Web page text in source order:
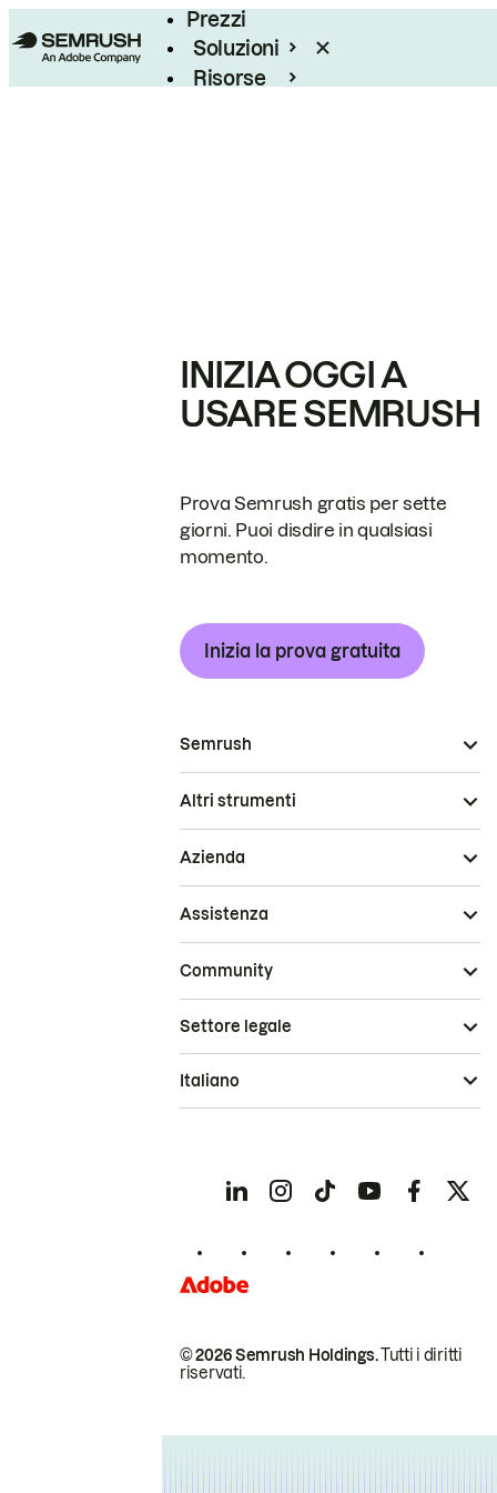
Prezzi
Soluzioni
Risorse
INIZIA OGGI A
USARE SEMRUSH
Prova Semrush gratis per sette
giorni. Puoi disdire in qualsiasi
momento.
Inizia la prova gratuita
Semrush
Altri strumenti
Azienda
Assistenza
Community
© 2026 Semrush Holdings.Tutti i diritti
riservati.
Settore legale
Italiano